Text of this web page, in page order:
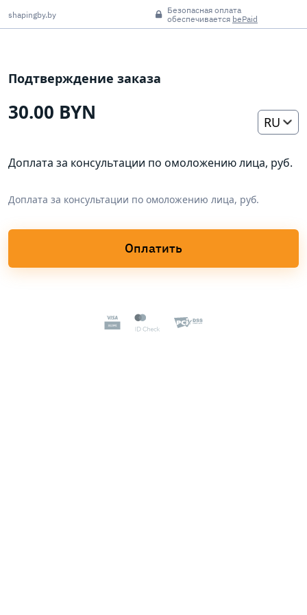
shapingby.by
Безопасная оплата
обеспечивается bePaid
Подтверждение заказа
30.00 BYN RU
Доплата за консультации по омоложению лица, руб.
Доплата за консультации по омоложению лица, руб.
Оплатить